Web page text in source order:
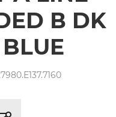
В DK